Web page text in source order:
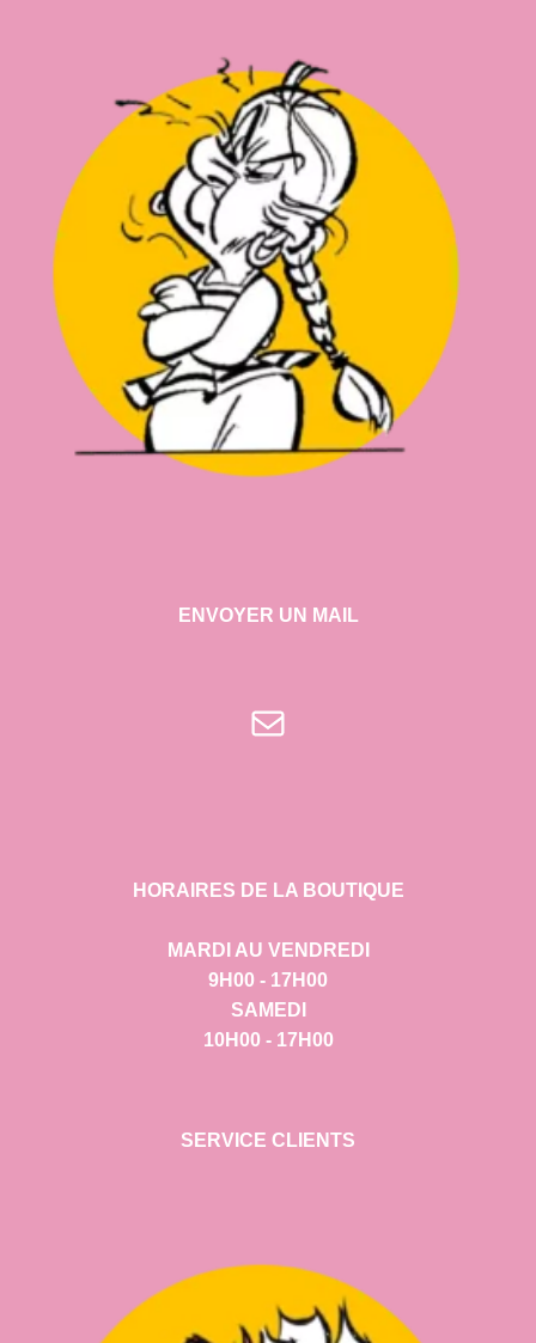
ENVOYER UN MAIL
E-mail
HORAIRES DE LA BOUTIQUE
MARDI AU VENDREDI
9H00 - 17H00
SAMEDI
10H00 - 17H00
SERVICE CLIENTS